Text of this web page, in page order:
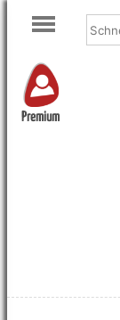
Premium